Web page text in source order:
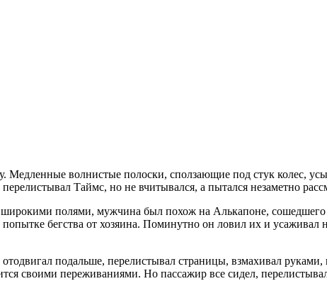
Медленные волнистые полоски, сползающие под стук колес,
Таймс, но не вчитывался, а пытался незаметно
полями, мужчина был похож на Алькапоне, сошедшего
бегства от хозяина. Поминутно он ловил их и усаживал
подальше, перелистывал страницы, взмахивал
своими переживаниями. Но пассажир все сидел,